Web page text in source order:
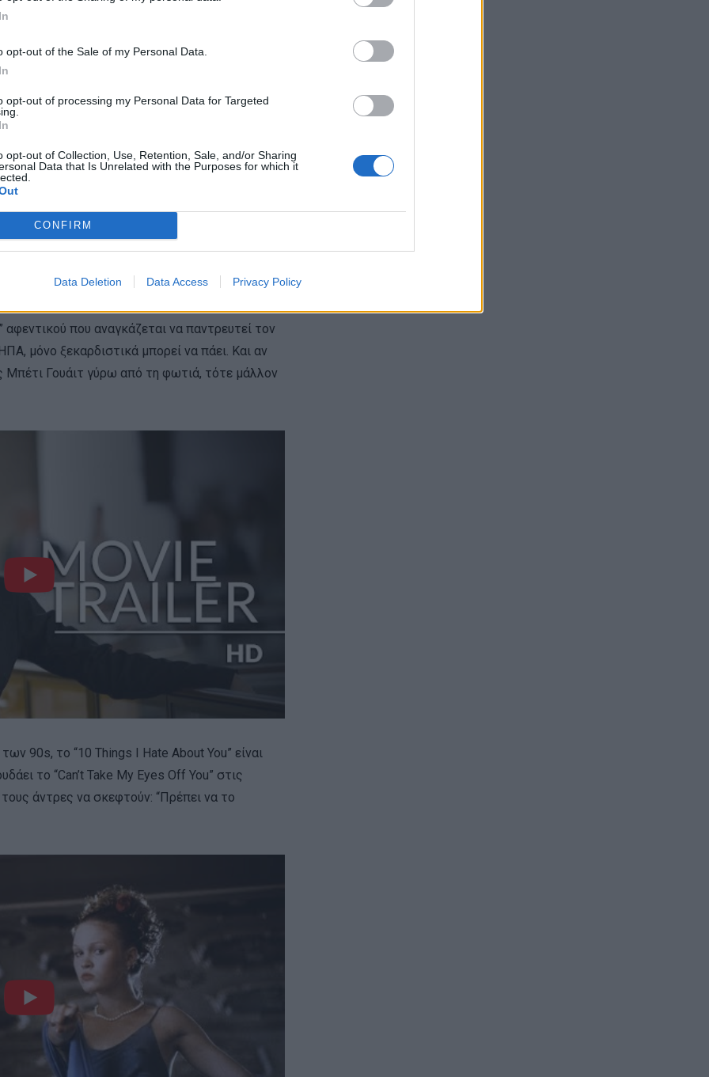
opt-out of the Sale of my Personal Data.
opt-out of processing my Personal Data for Targeted
opt-out of Collection, Use, Retention, Sale, and/or Sharing
Data that Is Unrelated with the Purposes for which it
CONFIRM
Data Deletion Data Access Privacy Policy
με τη Σάντρα Μπούλοκ και τον Ράιαν
που αναγκάζεται να παντρευτεί τον
μόνο ξεκαρδιστικά μπορεί να πάει. Και αν
Μπέτι Γουάιτ γύρω από τη φωτιά, τότε μάλλον
90s, το “10 Things I Hate About You” είναι
το “Can’t Take My Eyes Off You” στις
άντρες να σκεφτούν: “Πρέπει να το